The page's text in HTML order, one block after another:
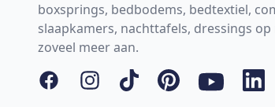
boxsprings, bedbodems, bedtextiel,
slaapkamers, nachttafels, dressings op
zoveel meer aan.
FacebookInstagram
Tiktok PinterestYouTube